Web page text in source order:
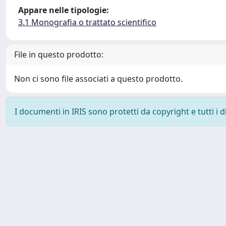
Appare nelle tipologie:
3.1 Monografia o trattato scientifico
File in questo prodotto:
Non ci sono file associati a questo prodotto.
I documenti in IRIS sono protetti da copyright e tutti i